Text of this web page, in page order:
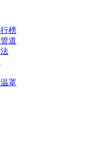
榜
道
罩